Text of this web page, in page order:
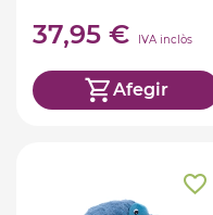
37,95 € IVA inclòs
Afegir